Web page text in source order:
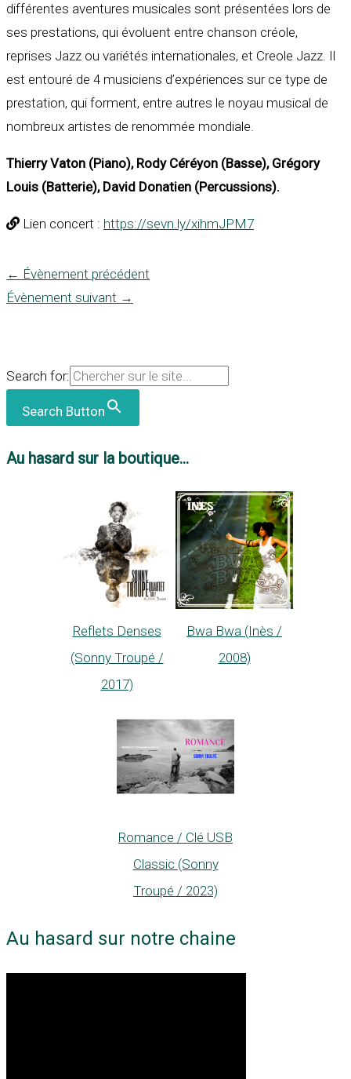
différentes aventures musicales sont présentées lors de
ses prestations, qui évoluent entre chanson créole,
reprises Jazz ou variétés internationales, et Creole Jazz. Il
est entouré de 4 musiciens d’expériences sur ce type de
prestation, qui forment, entre autres le noyau musical de
nombreux artistes de renommée mondiale.
Thierry Vaton (Piano), Rody Céréyon (Basse), Grégory
Louis (Batterie), David Donatien (Percussions).
Lien concert : https://sevn.ly/xihmJPM7
← Évènement précédent
Évènement suivant →
Search for:
Search Button
Au hasard sur la boutique...
Reflets Denses
(Sonny Troupé /
2017)
Bwa Bwa (Inès /
2008)
Romance / Clé USB
Classic (Sonny
Troupé / 2023)
Au hasard sur notre chaine